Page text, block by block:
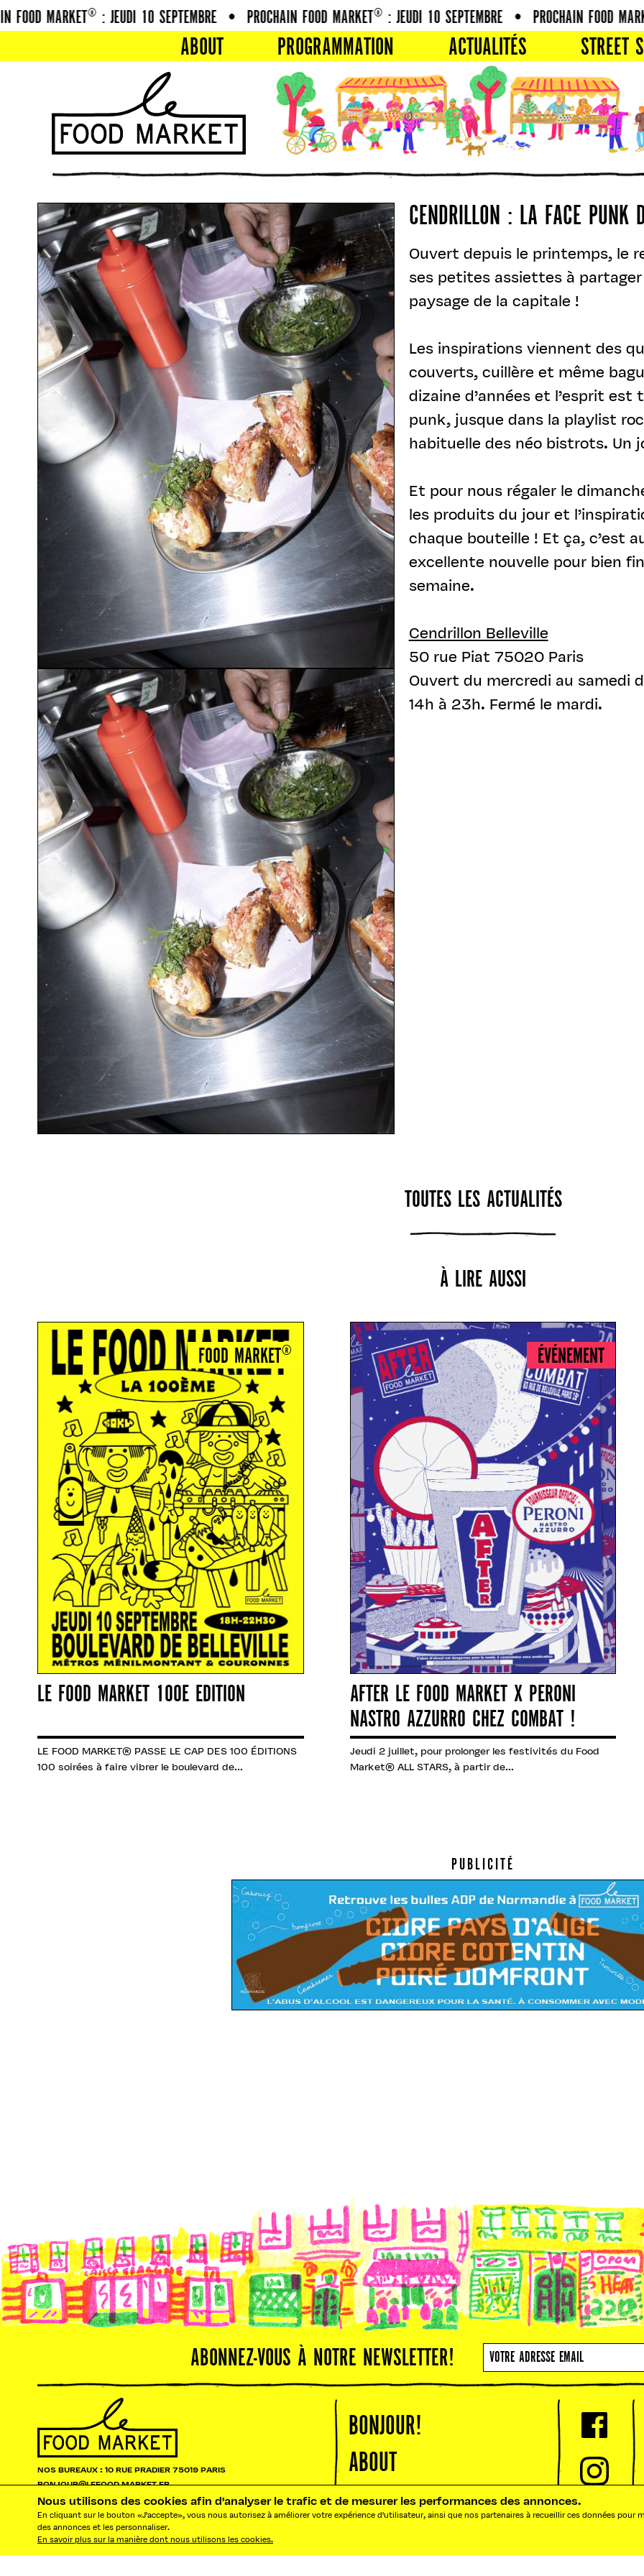
MARKET® : JEUDI 10 SEPTEMBRE • PROCHAIN FOOD MARKET® : JEUDI 10 SEPTEMBRE • PROCHAIN FOOD
ABOUT PROGRAMMATION ACTUALITÉS STREET
CENDRILLON : LA FACE PUNK
Ouvert depuis le printemps, le
ses petites assiettes à
paysage de la capitale !
Les inspirations viennent des
couverts, cuillère et même
dizaine d’années et l’esprit
punk, jusque dans la playlist
habituelle des néo bistrots. Un
Et pour nous régaler le
les produits du jour et
chaque bouteille ! Et ça, c’est
excellente nouvelle pour bien
semaine.
Cendrillon Belleville
50 rue Piat 75020 Paris
Ouvert du mercredi au samedi
14h à 23h. Fermé le mardi.
TOUTES LES ACTUALITÉS
À LIRE AUSSI
LE FOOD MARKET 100E EDITION
LE FOOD MARKET® PASSE LE CAP DES 100 ÉDITIONS
100 soirées à faire vibrer le boulevard de...
FOOD MARKET®
AFTER LE FOOD MARKET X PERONI
NASTRO AZZURRO CHEZ COMBAT !
Jeudi 2 juillet, pour prolonger les festivités du Food
Market® ALL STARS, à partir de...
ÉVÉNEMENT
PUBLICITÉ
ABONNEZ-VOUS À NOTRE NEWSLETTER!
NOS BUREAUX : 10 RUE PRADIER 75019 PARIS
BONJOUR@LEFOOD MARKET.FR
BONJOUR!
ABOUT
ACTUALITÉS
Nous utilisons des cookies afin d'analyser le trafic et de mesurer les performances des annonces.
En cliquant sur le bouton «J'accepte», vous nous autorisez à améliorer votre expérience d'utilisateur, ainsi que nos partenaires à recueillir ces données pour
des annonces et les personnaliser.
En savoir plus sur la manière dont nous utilisons les cookies.